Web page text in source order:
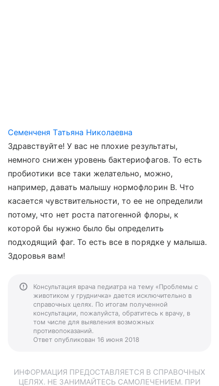
Семенченя Татьяна Николаевна
Здравствуйте! У вас не плохие результаты,
немного снижен уровень бактериофагов. То есть
пробиотики все таки желательно, можно,
например, давать малышу нормофлорин В. Что
касается чувствительности, то ее не определили
потому, что нет роста патогенной флоры, к
которой бы нужно было бы определить
подходящий фаг. То есть все в порядке у малыша.
Здоровья вам!
Консультация врача педиатра на тему «Проблемы с
животиком у грудничка» дается исключительно в
справочных целях. По итогам полученной
консультации, пожалуйста, обратитесь к врачу, в
том числе для выявления возможных
противопоказаний.
Ответ опубликован 16 июня 2018
ИНФОРМАЦИЯ ПРЕДОСТАВЛЯЕТСЯ В СПРАВОЧНЫХ
ЦЕЛЯХ. НЕ ЗАНИМАЙТЕСЬ САМОЛЕЧЕНИЕМ. ПРИ